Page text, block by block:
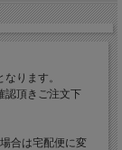
ります。
認頂きご注文下
合は宅配便に変